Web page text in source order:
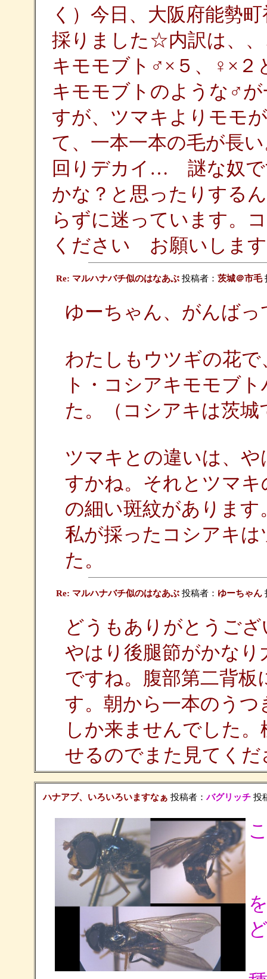
く）今日、大阪府能勢
採りました☆内訳は、
キモモブト♂×５、♀×
キモモブトのような♂
すが、ツマキよりモモ
て、一本一本の毛が長
回りデカイ… 謎な奴で
かな？と思ったりする
らずに迷っています。
ください お願いします
Re: マルハナバチ似のはなあぶ投稿者： 茨城＠市毛
ゆーちゃん、がんば
わたしもウツギの花で
ト・コシアキモモブ
た。（コシアキは茨
ツマキとの違いは、
すかね。それとツマキ
の細い斑紋があります
私が採ったコシアキ
た。
Re: マルハナバチ似のはなあぶ投稿者： ゆーちゃん
どうもありがとうご
やはり後腿節がかな
ですね。腹部第二背
す。朝から一本のう
しか来ませんでした
せるのでまた見てく
ハナアブ、いろいろいますなぁ 投稿者：バグリッチ投